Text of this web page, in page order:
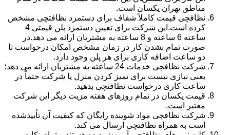
مناطق تهران یکسان است.
نظافچی قیمت کاملاً شفاف برای دستمزد نظافتچی مشخص
کرده است.این شرکت برای تعیین دستمزد پلن قیمتی 4
ساعته 6 ساعته و 8 ساعته به مشتریان ارائه می دهد.در
صورت تمام نشدن کار در زمان مشخص امکان درخواست تا
دو ساعت اضافه کاری برای هر پلن وجود دارد.
شرکت نظافچی خدمات 24 ساعته به مشتریان ارائه می دهد؛
یعنی نیازی نیست برای تمیز کردن منزل یا شرکت حتماً در
ساعت کاری درخواست نظافتچی بدهید.
قیمت یکسان در تمام روزهای هفته مزیت دیگر این شرکت
معتبر است.
شرکت نظافچی مواد شوینده رایگان که کیفیت آن تأییدشده
است به همراه نظافتچی ارسال می کند.